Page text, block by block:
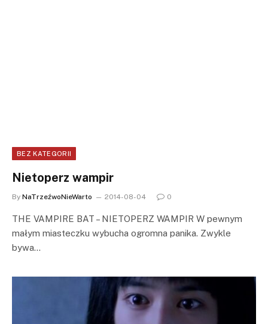
BEZ KATEGORII
Nietoperz wampir
By NaTrzeźwoNieWarto 2014-08-04 0
THE VAMPIRE BAT – NIETOPERZ WAMPIR W pewnym
małym miasteczku wybucha ogromna panika. Zwykle
bywa…